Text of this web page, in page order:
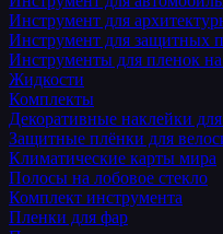
Инструмент для
Инструмент для защитных
Инструменты для пленок на
Жидкости
Комплекты
Декоративные наклейки для
Защитные плёнки для
Климатические карты мира
Полосы на лобовое стекло
Комплект инструмента
Пленки для фар